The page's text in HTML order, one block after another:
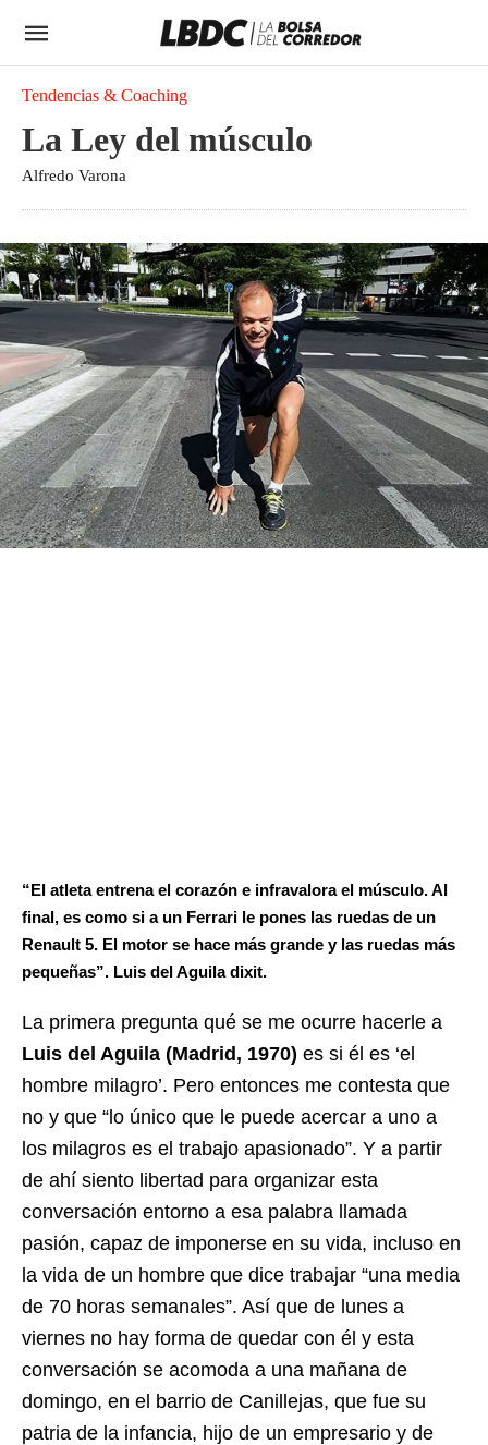
Tendencias & Coaching
La Ley del músculo
Alfredo Varona
“El atleta entrena el corazón e infravalora el músculo. Al
final, es como si a un Ferrari le pones las ruedas de un
Renault 5. El motor se hace más grande y las ruedas más
pequeñas”. Luis del Aguila dixit.
La primera pregunta qué se me ocurre hacerle a
Luis del Aguila (Madrid, 1970) es si él es ‘el
hombre milagro’. Pero entonces me contesta que
no y que “lo único que le puede acercar a uno a
los milagros es el trabajo apasionado”. Y a partir
de ahí siento libertad para organizar esta
conversación entorno a esa palabra llamada
pasión, capaz de imponerse en su vida, incluso en
la vida de un hombre que dice trabajar “una media
de 70 horas semanales”. Así que de lunes a
viernes no hay forma de quedar con él y esta
conversación se acomoda a una mañana de
domingo, en el barrio de Canillejas, que fue su
patria de la infancia, hijo de un empresario y de